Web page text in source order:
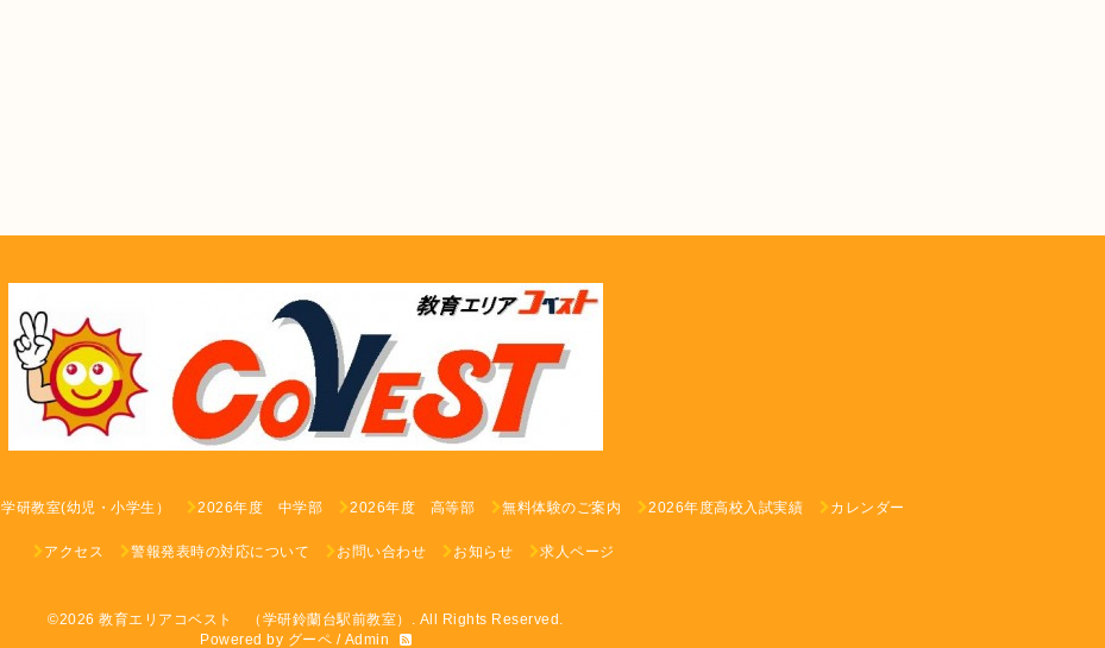
学研教室(幼児・小学生） 2026年度 中学部 2026年度 高等部 無料体験のご案内 2026年度高校入試実績 カレンダー
アクセス 警報発表時の対応について お問い合わせ お知らせ 求人ページ
©2026教育エリアコベスト （学研鈴蘭台駅前教室） . All Rights Reserved.
Powered by グーペ / Admin